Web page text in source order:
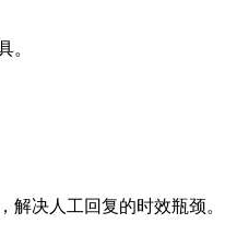
。
决人工回复的时效瓶颈。